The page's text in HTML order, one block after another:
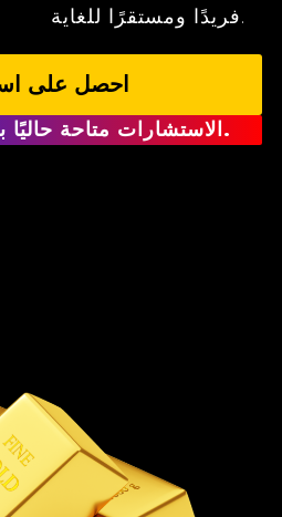
فريدًا ومستقرًا للغاية.
احصل على
الاستشارات متاحة حاليًا باللغة العربية فقط.